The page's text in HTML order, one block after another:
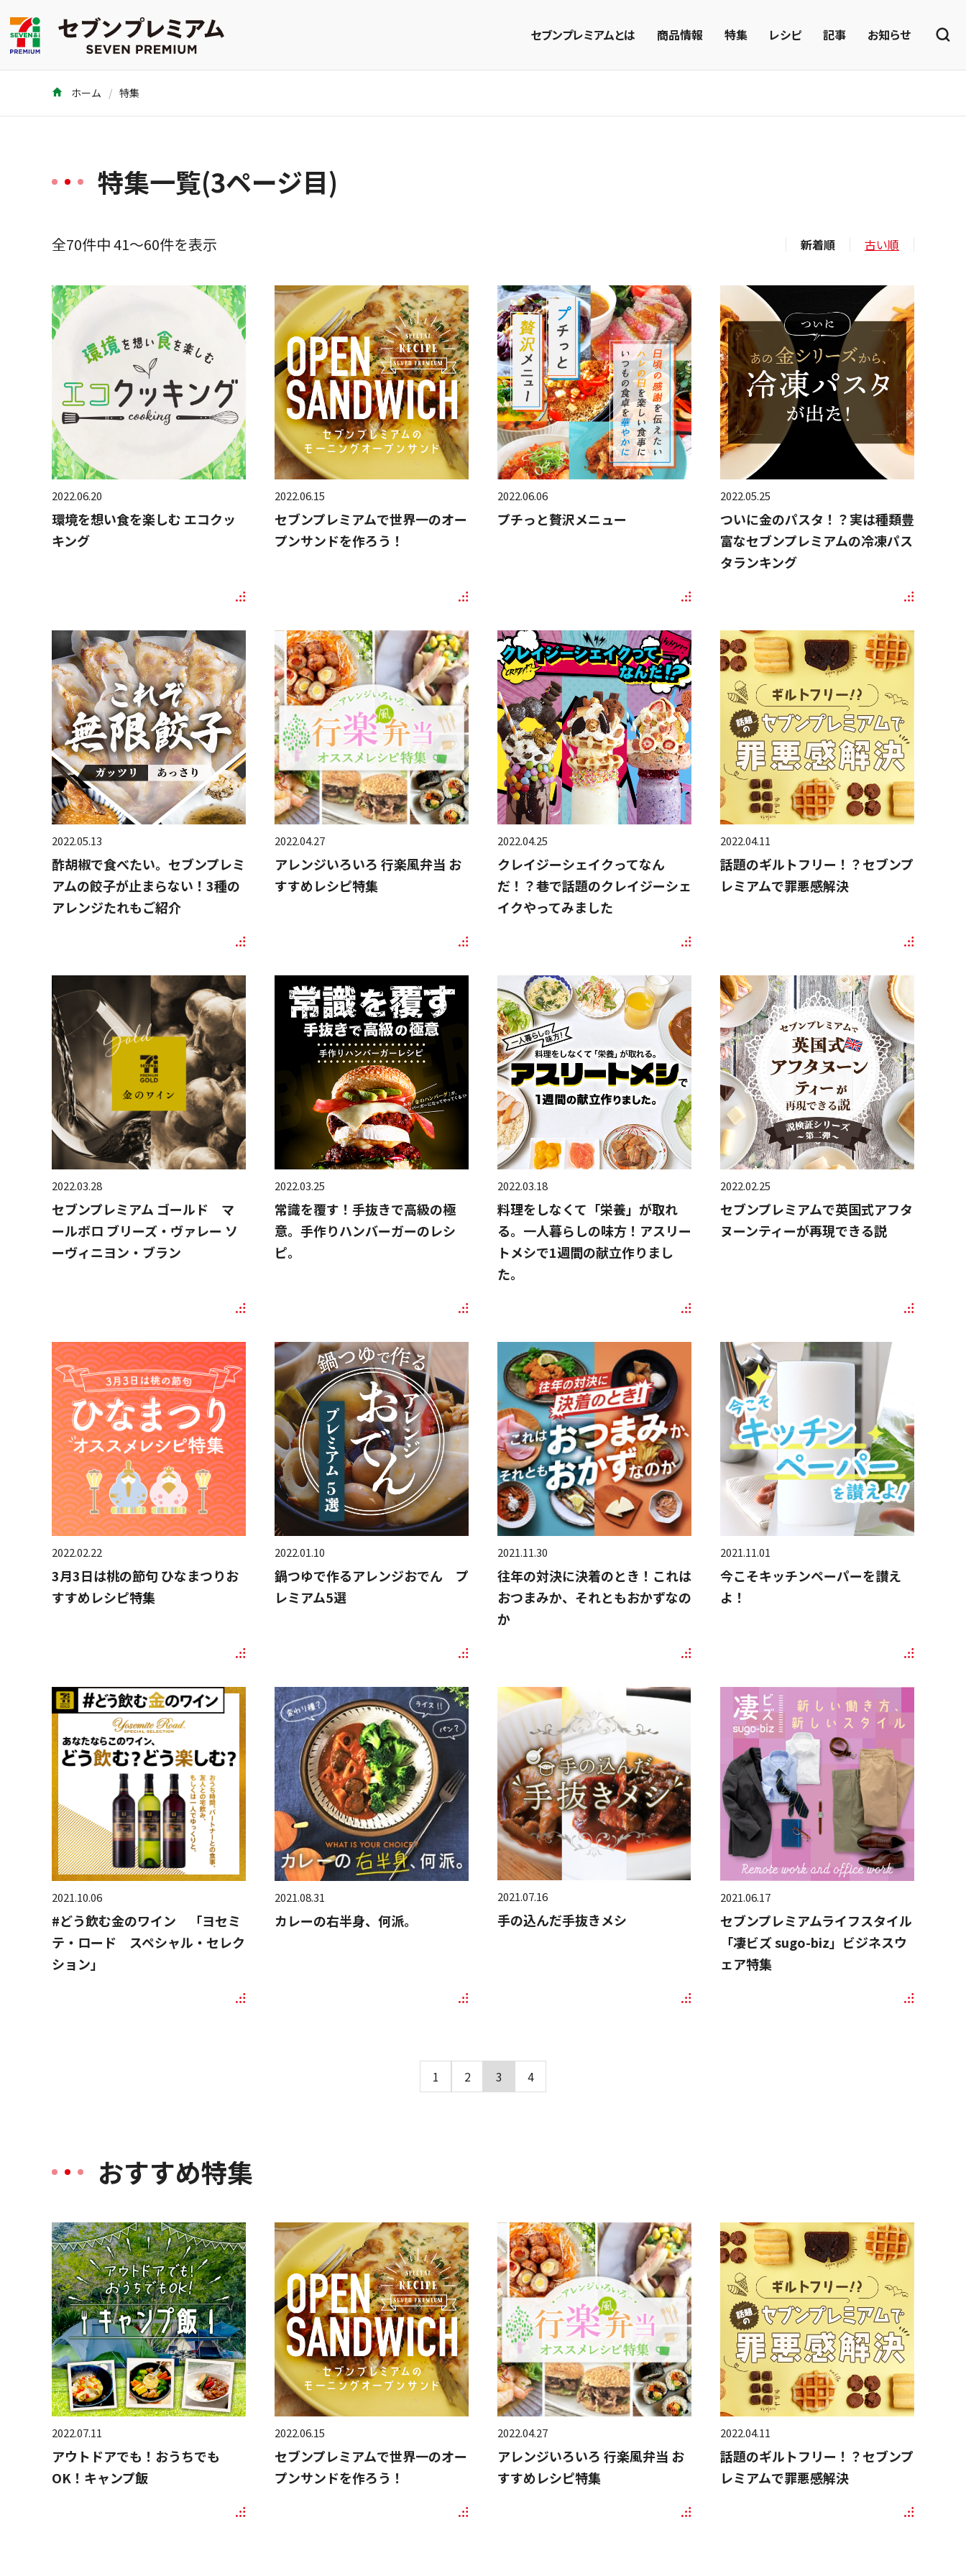
セブンプレミアムとは 商品情報 特集 レシピ 記事 お知らせ
ホーム 特集
特集一覧(3ページ目)
全70件中 41～60件を表示 新着順 古い順
2022.06.20
環境を想い食を楽しむ エコクッ
キング
2022.06.15
セブンプレミアムで世界一のオー
プンサンドを作ろう！
2022.06.06
プチっと贅沢メニュー
2022.05.25
ついに金のパスタ！？実は種類豊
富なセブンプレミアムの冷凍パス
タランキング
2022.05.13
酢胡椒で食べたい。セブンプレミ
アムの餃子が止まらない！3種の
アレンジたれもご紹介
2022.04.27
アレンジいろいろ 行楽風弁当 お
すすめレシピ特集
2022.04.25
クレイジーシェイクってなん
だ！？巷で話題のクレイジーシェ
イクやってみました
2022.04.11
話題のギルトフリー！？セブンプ
レミアムで罪悪感解決
2022.03.28
セブンプレミアム ゴールド マ
ールボロ ブリーズ・ヴァレー ソ
ーヴィニヨン・ブラン
2022.03.25
常識を覆す！手抜きで高級の極
意。手作りハンバーガーのレシ
ピ。
2022.03.18
料理をしなくて「栄養」が取れ
る。一人暮らしの味方！アスリー
トメシで1週間の献立作りまし
た。
2022.02.25
セブンプレミアムで英国式アフタ
ヌーンティーが再現できる説
2022.02.22
3月3日は桃の節句 ひなまつりお
すすめレシピ特集
2022.01.10
鍋つゆで作るアレンジおでん プ
レミアム5選
2021.11.30
往年の対決に決着のとき！これは
おつまみか、それともおかずなの
か
2021.11.01
今こそキッチンペーパーを讃え
よ！
2021.10.06
#どう飲む金のワイン 「ヨセミ
テ・ロード スペシャル・セレク
ション」
2021.08.31
カレーの右半身、何派。
2021.07.16
手の込んだ手抜きメシ
2021.06.17
セブンプレミアムライフスタイル
「凄ビズ sugo-biz」ビジネスウ
ェア特集
1 2 3 4
おすすめ特集
2022.07.11
アウトドアでも！おうちでも
OK！キャンプ飯
2022.06.15
セブンプレミアムで世界一のオー
プンサンドを作ろう！
2022.04.27
アレンジいろいろ 行楽風弁当 お
すすめレシピ特集
2022.04.11
話題のギルトフリー！？セブンプ
レミアムで罪悪感解決